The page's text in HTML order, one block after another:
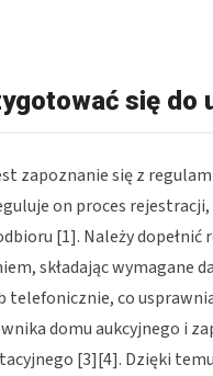
się do
zapoznanie się z
on proces
[1]. Należy dopełnić
składając wymagane
telefonicznie, co
domu aukcyjnego i
[3][4]. Dzięki